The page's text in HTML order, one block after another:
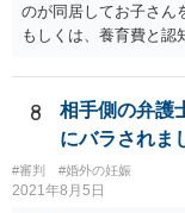
のが同居してお子さん
もしくは、養育費と認
す。 また、認知され
ますので、 養育費を
ったり、行方不明だ
ります。
8
相手側の弁護
にバラされま
#審判 #婚外の妊娠
2021年8月5日